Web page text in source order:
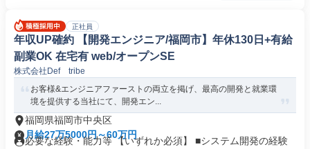
正社員
年収UP確約 【開発エンジニア/福岡市】年休130日+有給
副業OK 在宅有 web/オープンSE
株式会社Def tribe
お客様&エンジニアファーストの両立を掲げ、最高の開発と就業環
境を提供する当社にて、開発エン...
福岡県福岡市中央区
月給27万5000円～60万円
必要な経験・能力等 【いずれか必須】 ■システム開発の経験